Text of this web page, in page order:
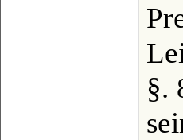
§.